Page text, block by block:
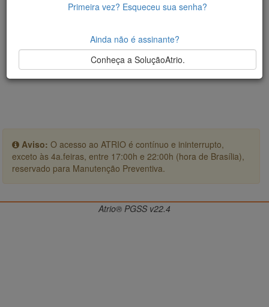
Aviso: O acesso ao ATRIO é contínuo e ininterrupto,
exceto às 4a.feiras, entre 17:00h e 22:00h (hora de Brasília),
reservado para Manutenção Preventiva.
Primeira vez? Esqueceu sua senha?
Ainda não é assinante?
Conheça a SoluçãoAtrio.
Atrio® PGSS v22.4